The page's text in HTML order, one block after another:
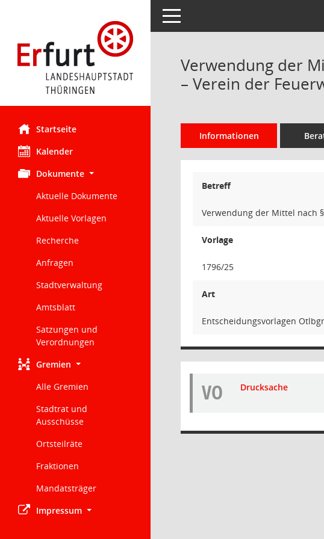
Startseite
Kalender
Dokumente
Aktuelle Dokumente
Aktuelle Vorlagen
Recherche
Anfragen
Stadtverwaltung
Amtsblatt
Satzungen und
Verordnungen
Gremien
Alle Gremien
Stadtrat und
Ausschüsse
Ortsteilräte
Fraktionen
Mandatsträger
Impressum
Toggle navigation
Verwendung der
– Verein der
Informationen
Betreff
Verwendung der Mittel nach
Vorlage
1796/25
Art
Entscheidungsvorlagen
VO Drucksache